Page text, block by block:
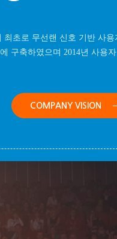
최초로 무선랜 신호 기반 사
구축하였으며 2014년 사용
COMPANY VISION